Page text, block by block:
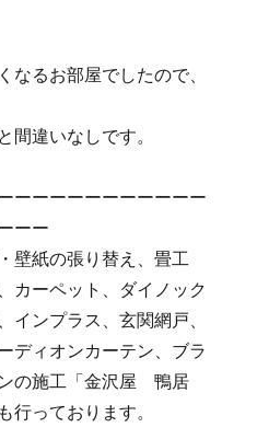
なるお部屋でしたので、
間違いなしです。
ーーーーーーーーーーー
ーー
壁紙の張り替え、畳工
カーペット、ダイノック
インプラス、玄関網戸、
ディオンカーテン、ブラ
の施工「金沢屋 鴨居
行っております。